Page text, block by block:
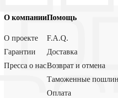
О компании
О проекте
Гарантии
Пресса о нас
Помощь
F.A.Q.
Доставка
Возврат и отмена
Таможенные
Оплата